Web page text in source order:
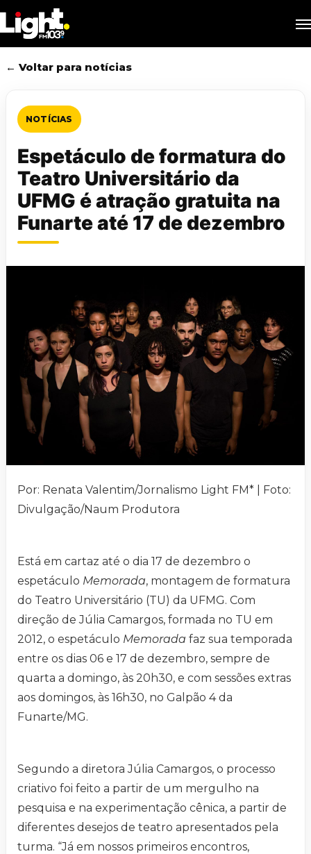
to
main
content
← Voltar para notícias
NOTÍCIAS
Espetáculo de formatura do
Teatro Universitário da
UFMG é atração gratuita na
Funarte até 17 de dezembro
Por: Renata Valentim/Jornalismo Light FM* | Foto:
Divulgação/Naum Produtora
Está em cartaz até o dia 17 de dezembro o
espetáculo Memorada, montagem de formatura
do Teatro Universitário (TU) da UFMG. Com
direção de Júlia Camargos, formada no TU em
2012, o espetáculo Memorada faz sua temporada
entre os dias 06 e 17 de dezembro, sempre de
quarta a domingo, às 20h30, e com sessões extras
aos domingos, às 16h30, no Galpão 4 da
Funarte/MG.
Segundo a diretora Júlia Camargos, o processo
criativo foi feito a partir de um mergulho na
pesquisa e na experimentação cênica, a partir de
diferentes desejos de teatro apresentados pela
turma. “Já em nossos primeiros encontros,